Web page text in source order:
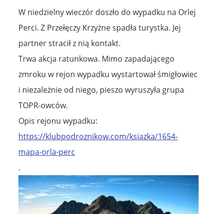
W niedzielny wieczór doszło do wypadku na Orlej
Perci. Z Przełęczy Krzyżne spadła turystka. Jej
partner stracił z nią kontakt.
Trwa akcja ratunkowa. Mimo zapadającego
zmroku w rejon wypadku wystartował śmigłowiec
i niezależnie od niego, pieszo wyruszyła grupa
TOPR-owców.
Opis rejonu wypadku:
https://klubpodroznikow.com/ksiazka/1654-
mapa-orla-perc
.